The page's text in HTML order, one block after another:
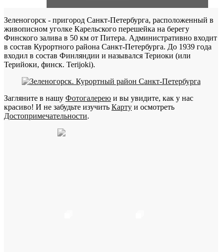
Зеленогорск - пригород Санкт-Петербурга, расположенный в
живописном уголке Карельского перешейка на берегу
Финского залива в 50 км от Питера. Административно входит
в состав Курортного района Санкт-Петербурга. До 1939 года
входил в состав Финляндии и назывался Териоки (или
Терийоки, финск. Terijoki).
Загляните в нашу Фотогалерею и вы увидите, как у нас
красиво! И не забудьте изучить Карту и осмотреть
Достопримечательности.